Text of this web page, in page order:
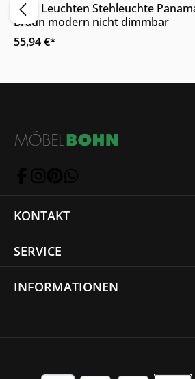
Nino Leuchten Stehleuchte
Braun modern nicht dimmbar
55,94 €*
KONTAKT
SERVICE
INFORMATIONEN